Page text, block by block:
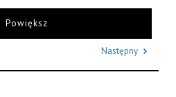
Powiększ
Następny